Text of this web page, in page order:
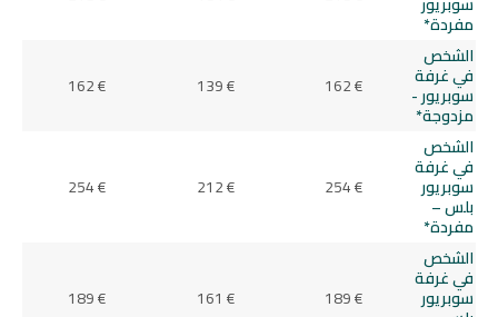
مفردة*
الشخص
في غرفة
سوبريور -
مزدوجة*
162 €
139 €
162 €
الشخص
في غرفة
سوبريور
بلس –
مفردة*
254 €
212 €
254 €
الشخص
في غرفة
سوبريور 189 €
161 €
189 €